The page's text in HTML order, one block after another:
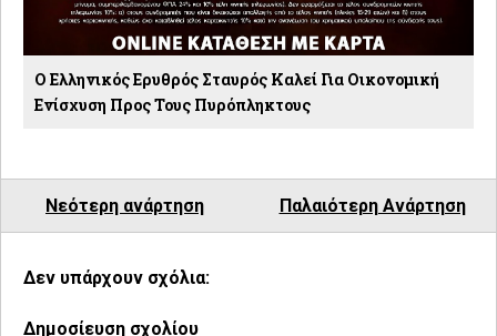
O Ελληνικός Ερυθρός Σταυρός Καλεί Για Οικονομική
Ενίσχυση Προς Τους Πυρόπληκτους
Νεότερη ανάρτηση Παλαιότερη Ανάρτηση
Δεν υπάρχουν σχόλια:
Δημοσίευση σχολίου